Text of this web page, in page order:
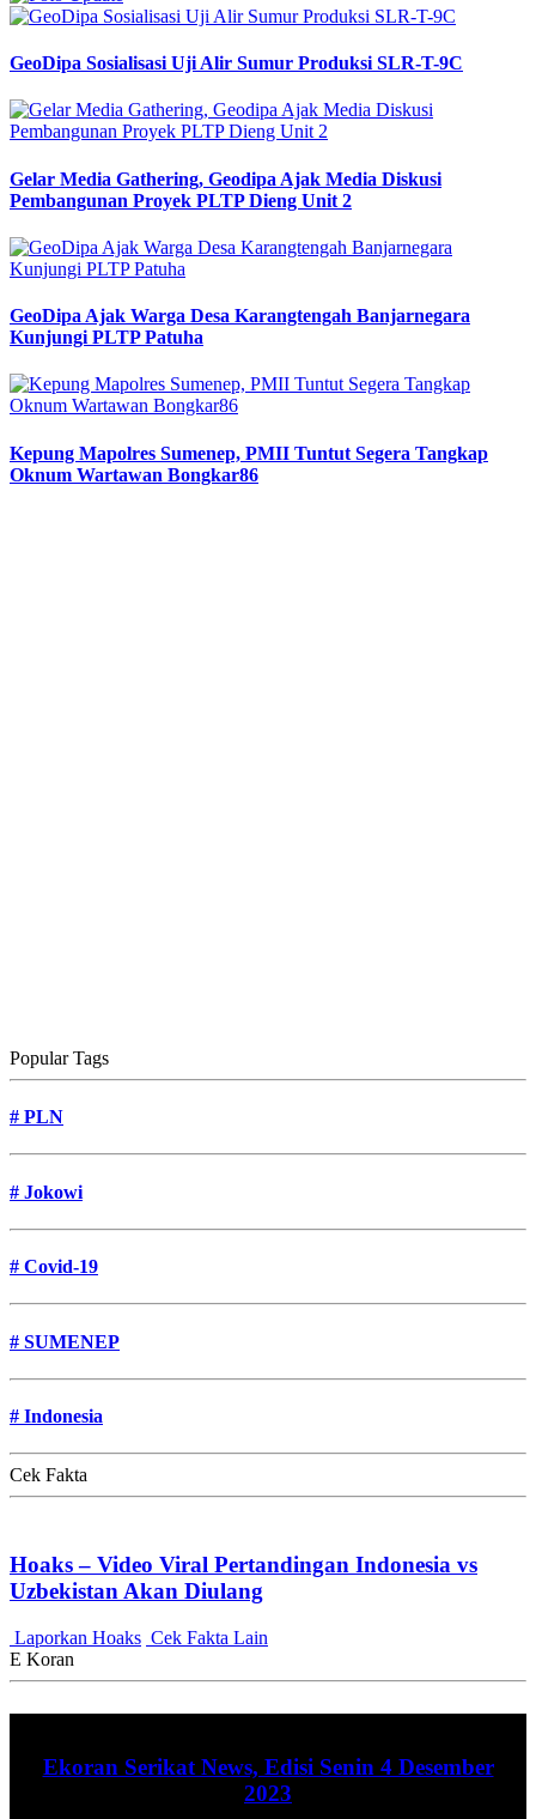
GeoDipa Sosialisasi Uji Alir Sumur Produksi SLR-T-9C
Gelar Media Gathering, Geodipa Ajak Media Diskusi
Pembangunan Proyek PLTP Dieng Unit 2
GeoDipa Ajak Warga Desa Karangtengah Banjarnegara
Kunjungi PLTP Patuha
Kepung Mapolres Sumenep, PMII Tuntut Segera Tangkap
Oknum Wartawan Bongkar86
Popular Tags
# PLN
# Jokowi
# Covid-19
# SUMENEP
# Indonesia
Cek Fakta
Hoaks – Video Viral Pertandingan Indonesia vs
Uzbekistan Akan Diulang
Laporkan Hoaks Cek Fakta Lain
E Koran
Ekoran Serikat News, Edisi Senin 4 Desember
2023